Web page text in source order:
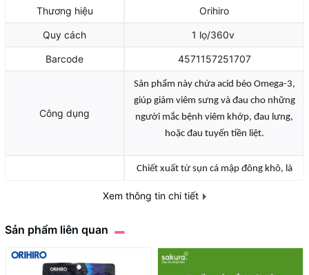
Thương hiệu Orihiro
Quy cách 1 lọ/360v
Barcode 4571157251707
Công dụng
Sản phẩm này chứa acid béo Omega-3,
giúp giảm viêm sưng và đau cho những
người mắc bệnh viêm khớp, đau lưng,
hoặc đau tuyến tiền liệt.
Chiết xuất từ sụn cá mập đông khô, là
EPA (ácido eicosapentaenoic) và DHA
Định lượng
Xem thông tin chi tiết
Sản phẩm liên quan